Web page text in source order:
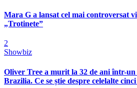
Mara G a lansat cel mai controversat
„Trotinete”
2
Showbiz
Oliver Tree a murit la 32 de ani într-un
Brazilia. Ce se știe despre celelalte